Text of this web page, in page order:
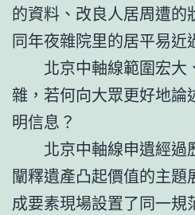
的資料、改良人居周遭的
同年夜雜院里的居平易近
北京中軸線範圍宏大
雜，若何向大眾更好地論
明信息？
北京中軸線申遺經過
闡釋遺產凸起價值的主題
成要素現場設置了同一規